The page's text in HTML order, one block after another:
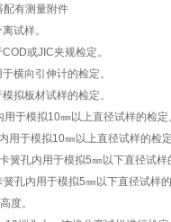
配有测量附件
试样。
或JIC夹规检定。
横向引伸计的检定。
拟板材试样的检定。
于模拟10㎜以上直径试样的检定
于模拟10㎜以上直径试样的检定
孔内用于模拟5㎜以下直径试样
孔内用于模拟5㎜以下直径试样的
度。